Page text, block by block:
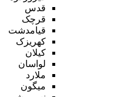
قدس
قرچک
قیامدشت
کهریزک
کیلان
لواسان
ملارد
میگون